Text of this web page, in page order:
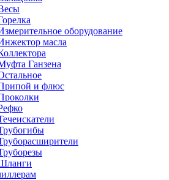
оборудование
масла
Ганзена
и флюс